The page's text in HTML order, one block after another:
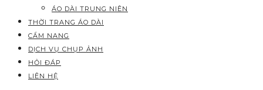
ÁO DÀI TRUNG NIÊN
THỜI TRANG ÁO DÀI
CẨM NANG
DỊCH VỤ CHỤP ẢNH
HỎI ĐÁP
LIÊN HỆ